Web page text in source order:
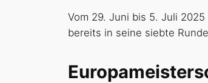
Vom 29. Juni bis 5. Juli
bereits in seine siebte